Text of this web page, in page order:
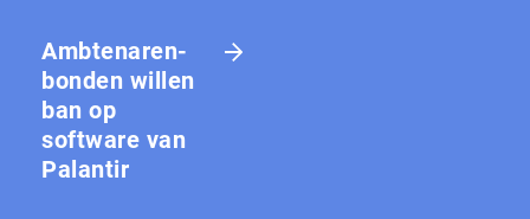
Amb­te­na­ren­
bon­den willen
ban op
software van
Palantir